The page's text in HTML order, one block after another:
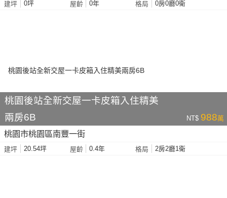
建坪 0坪 屋齡 0年 格局 0房0廳0衛
桃園後站全新交屋一卡皮箱入住精美
兩房6B
NT$ 988萬
桃園市桃園區南豐一街
建坪 20.54坪 屋齡 0.4年 格局 2房2廳1衛